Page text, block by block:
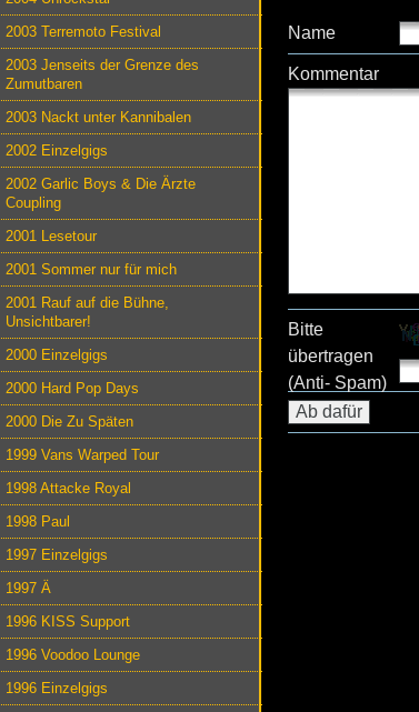
2003 Terremoto Festival
2003 Jenseits der Grenze des
Zumutbaren
2003 Nackt unter Kannibalen
2002 Einzelgigs
2002 Garlic Boys & Die Ärzte
Coupling
2001 Lesetour
2001 Sommer nur für mich
2001 Rauf auf die Bühne,
Unsichtbarer!
2000 Einzelgigs
2000 Hard Pop Days
2000 Die Zu Späten
1999 Vans Warped Tour
1998 Attacke Royal
1998 Paul
1997 Einzelgigs
1997 Ä
1996 KISS Support
1996 Voodoo Lounge
1996 Einzelgigs
Name
Kommentar
Bitte
übertragen
(Anti- Spam)